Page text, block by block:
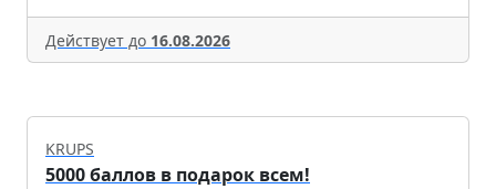
Действует до 16.08.2026
KRUPS
5000 баллов в подарок всем!